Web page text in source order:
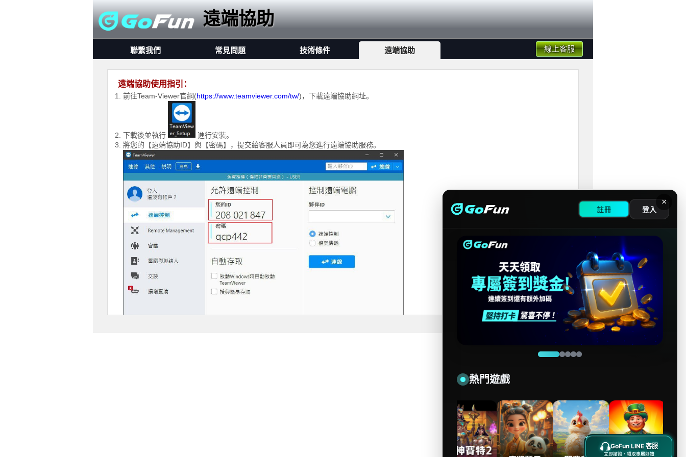
遠端協助
聯繫我們 常見問題 技術條件 遠端協助 線上客服
遠端協助使用指引：
前往Team-Viewer官網(https://www.teamviewer.com/tw/)，下載遠端協助網址。
下載後並執行
進行安裝。
將您的【遠端協助ID】與【密碼】，提交給客服人員即可為您進行遠端協助服務。
×